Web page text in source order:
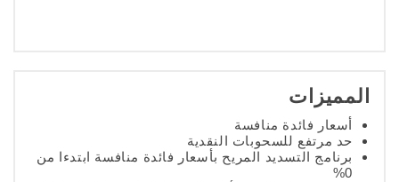
المميزات
أسعار فائدة منافسة
حد مرتفع للسحوبات النقدية
برنامج التسديد المريح بأسعار فائدة منافسة ابتدءا من
0%